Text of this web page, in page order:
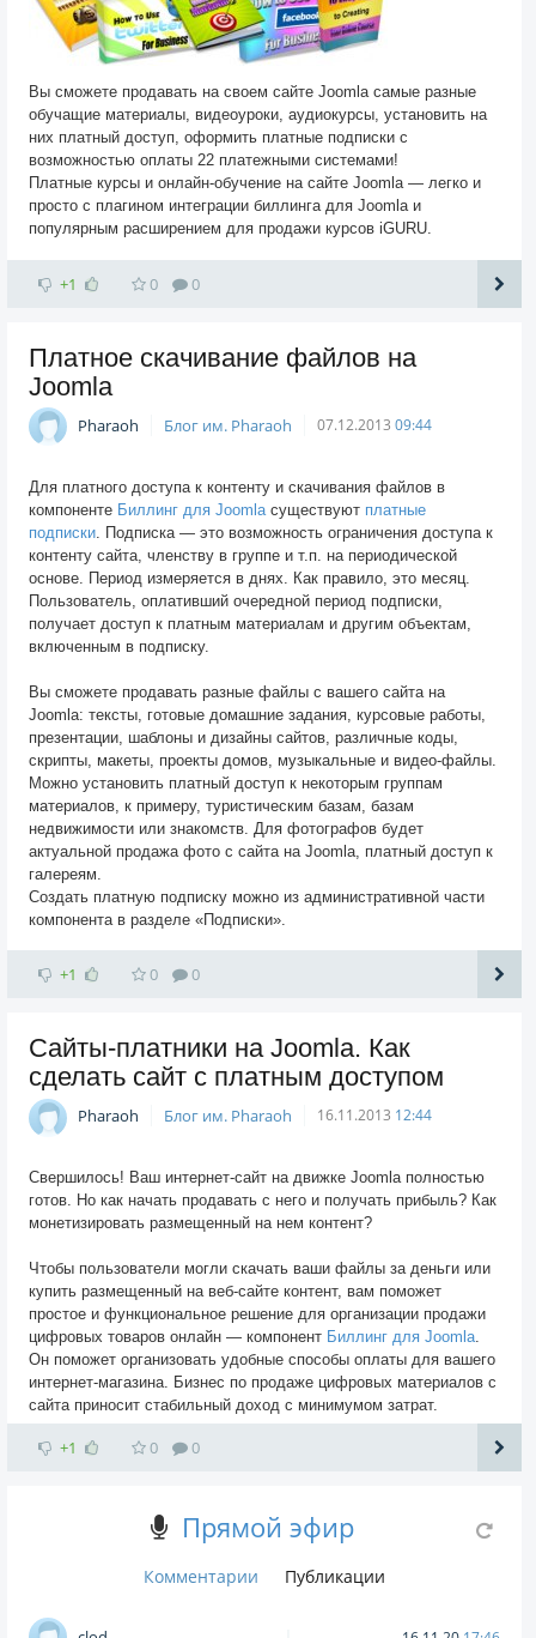
Вы сможете продавать на своем сайте Joomla самые разные
обучащие материалы, видеоуроки, аудиокурсы, установить на
них платный доступ, оформить платные подписки с
возможностью оплаты 22 платежными системами!
Платные курсы и онлайн-обучение на сайте Joomla — легко и
просто с плагином интеграции биллинга для Joomla и
популярным расширением для продажи курсов iGURU.
+1 0 0
Платное скачивание файлов на
Joomla
Pharaoh Блог им. Pharaoh 07.12.2013 09:44
Для платного доступа к контенту и скачивания файлов в
компоненте Биллинг для Joomla существуют платные
подписки . Подписка — это возможность ограничения доступа к
контенту сайта, членству в группе и т.п. на периодической
основе. Период измеряется в днях. Как правило, это месяц.
Пользователь, оплативший очередной период подписки,
получает доступ к платным материалам и другим объектам,
включенным в подписку.
Вы сможете продавать разные файлы с вашего сайта на
Joomla: тексты, готовые домашние задания, курсовые работы,
презентации, шаблоны и дизайны сайтов, различные коды,
скрипты, макеты, проекты домов, музыкальные и видео-файлы.
Можно установить платный доступ к некоторым группам
материалов, к примеру, туристическим базам, базам
недвижимости или знакомств. Для фотографов будет
актуальной продажа фото с сайта на Joomla, платный доступ к
галереям.
Создать платную подписку можно из административной части
компонента в разделе «Подписки».
+1 0 0
Сайты-платники на Joomla. Как
сделать сайт с платным доступом
Pharaoh Блог им. Pharaoh 16.11.2013 12:44
Свершилось! Ваш интернет-сайт на движке Joomla полностью
готов. Но как начать продавать с него и получать прибыль? Как
монетизировать размещенный на нем контент?
Чтобы пользователи могли скачать ваши файлы за деньги или
купить размещенный на веб-сайте контент, вам поможет
простое и функциональное решение для организации продажи
цифровых товаров онлайн — компонент Биллинг для Joomla.
Он поможет организовать удобные способы оплаты для вашего
интернет-магазина. Бизнес по продаже цифровых материалов с
сайта приносит стабильный доход с минимумом затрат.
+1 0 0
Прямой эфир
Комментарии Публикации